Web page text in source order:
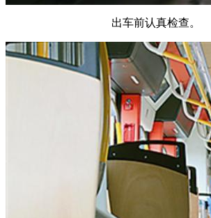
出车前认真检查。